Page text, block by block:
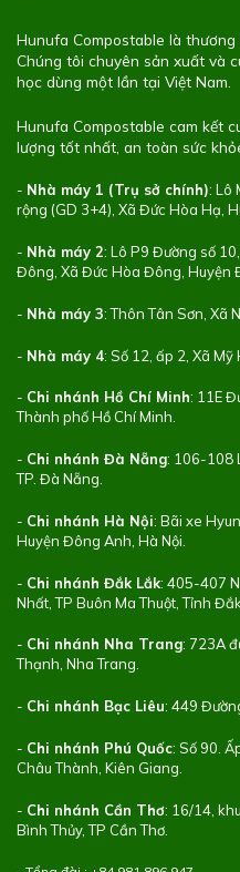
Hunufa Compostable là
Chúng tôi chuyên sản xuất và
học dùng một lần tại Việt Nam.
Hunufa Compostable cam kết
lượng tốt nhất, an toàn sức
- Nhà máy 1 (Trụ sở chính): Lô
rộng (GD 3+4), Xã Đức Hòa Hạ,
- Nhà máy 2: Lô P9 Đường số
Đông, Xã Đức Hòa Đông, Huyện
- Nhà máy 3: Thôn Tân Sơn, Xã
- Nhà máy 4: Số 12, ấp 2, Xã
- Chi nhánh Hồ Chí Minh: 11E
Thành phố Hồ Chí Minh.
- Chi nhánh Đà Nẵng: 106-108
TP. Đà Nẵng.
- Chi nhánh Hà Nội: Bãi xe
Huyện Đông Anh, Hà Nội.
- Chi nhánh Đắk Lắk: 405-407
Nhất, TP Buôn Ma Thuột, Tỉnh
- Chi nhánh Nha Trang: 723A
Thạnh, Nha Trang.
- Chi nhánh Bạc Liêu: 449
- Chi nhánh Phú Quốc: Số 90.
Châu Thành, Kiên Giang.
- Chi nhánh Cần Thơ: 16/14,
Bình Thủy, TP Cần Thơ.